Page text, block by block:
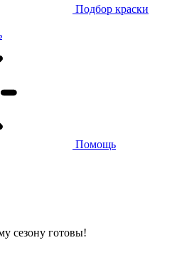
Подбор краски
Помощь
сезону готовы!